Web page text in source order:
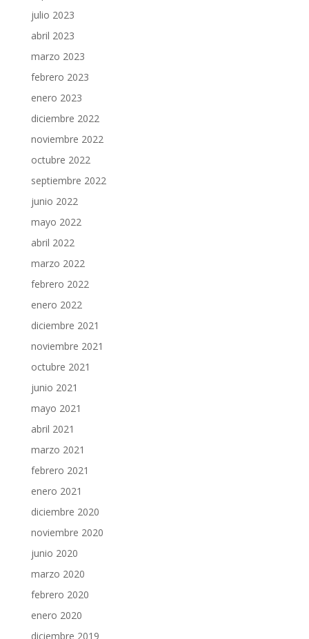
julio 2023
abril 2023
marzo 2023
febrero 2023
enero 2023
diciembre 2022
noviembre 2022
octubre 2022
septiembre 2022
junio 2022
mayo 2022
abril 2022
marzo 2022
febrero 2022
enero 2022
diciembre 2021
noviembre 2021
octubre 2021
junio 2021
mayo 2021
abril 2021
marzo 2021
febrero 2021
enero 2021
diciembre 2020
noviembre 2020
junio 2020
marzo 2020
febrero 2020
enero 2020
diciembre 2019